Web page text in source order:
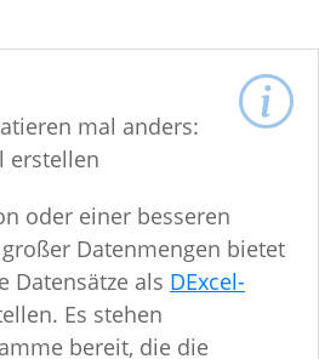
mal anders:
erstellen
oder einer besseren
Datenmengen bietet
Datensätze als DExcel-
Es stehen
bereit, die die